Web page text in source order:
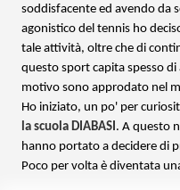
soddisfacente ed avendo da
agonistico del tennis ho
tale attività, oltre che di
questo sport capita spesso
motivo sono approdato nel
Ho iniziato, un po' per
la scuola DIABASI. A questo
hanno portato a decidere di
Poco per volta è diventata